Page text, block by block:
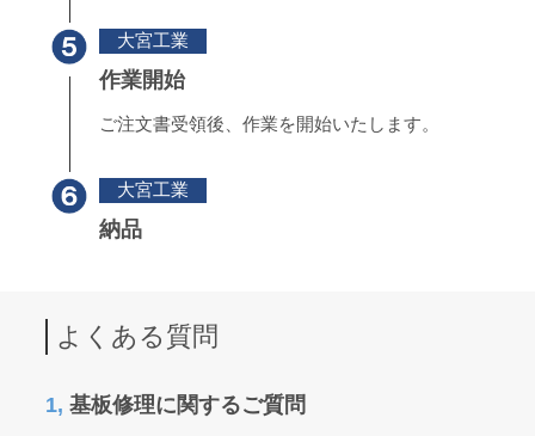
大宮工業
作業開始
ご注文書受領後、作業を開始いたします。
大宮工業
納品
よくある質問
1, 基板修理に関するご質問